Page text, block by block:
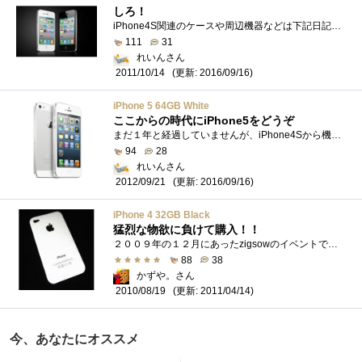
しろ！
iPhone4S関連のケースや周辺機器などは下記日記へまとめリストとして記載しております。参照してくださいませ。【周辺機器一覧】充電スタンドは...
111
31
れいんさん
2011/10/14
(更新: 2016/09/16)
iPhone 5 64GB White
ここからの時代にiPhone5をどうぞ
まだ１年と経過していませんが、iPhone4Sから機種変更してみました。もちろん、発売日当日の受け渡しを実現するためにいろいろと活動してきまし...
94
28
れいんさん
2012/09/21
(更新: 2016/09/16)
iPhone 4 32GB Black
猛烈な物欲に負けて購入！！
88
38
かずや。さん
2010/08/19
(更新: 2011/04/14)
今、あなたにオススメ